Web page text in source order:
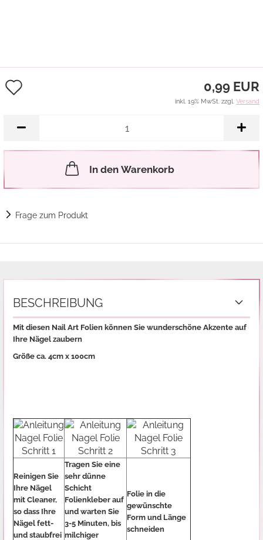
Merkzettel
0,99 EUR
inkl. 19% MwSt. zzgl. Versand
In den Warenkorb
Frage zum Produkt
BESCHREIBUNG
Mit diesen Nail Art Folien können Sie wunderschöne Akzente auf
Ihre Nägel zaubern
Größe ca. 4cm x 100cm
Reinigen Sie
Ihre Nägel
mit Cleaner,
so dass Ihre
Nägel fett-
und staubfrei
Tragen Sie eine
sehr dünne
Schicht
Folienkleber auf
und warten Sie
3-5 Minuten, bis
milchiger
Folie in die
gewünschte
Form und Länge
schneiden